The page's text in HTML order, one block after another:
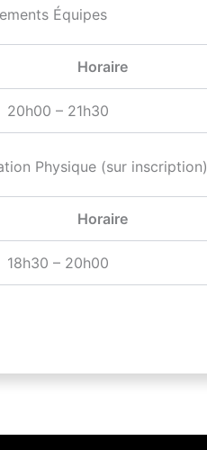
Équipes
Horaire
20h00 – 21h30
Physique (sur inscription)
Horaire
18h30 – 20h00